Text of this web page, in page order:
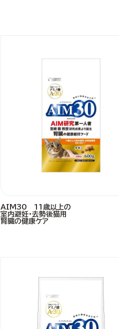
AIM30 11歳以上の
室内避妊・去勢後猫用
腎臓の健康ケア